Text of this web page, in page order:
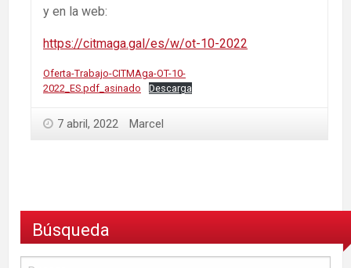
y en la web:
https://citmaga.gal/es/w/ot-10-2022
Oferta-Trabajo-CITMAga-OT-10-
2022_ES.pdf_asinado
Descarga
7 abril, 2022 Marcel
Búsqueda